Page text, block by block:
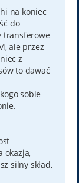
na koniec
do
transferowe
ale przez
z
to dawać
sobie
okazja,
silny skład,